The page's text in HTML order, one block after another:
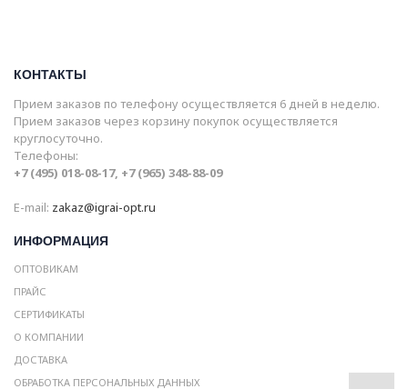
КОНТАКТЫ
Прием заказов по телефону осуществляется 6 дней в неделю.
Прием заказов через корзину покупок осуществляется
круглосуточно.
Телефоны:
+7 (495) 018-08-17, +7 (965) 348-88-09
E-mail: zakaz@igrai-opt.ru
ИНФОРМАЦИЯ
ОПТОВИКАМ
ПРАЙС
СЕРТИФИКАТЫ
О КОМПАНИИ
ДОСТАВКА
ОБРАБОТКА ПЕРСОНАЛЬНЫХ ДАННЫХ